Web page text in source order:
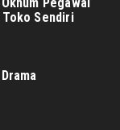
Sendiri